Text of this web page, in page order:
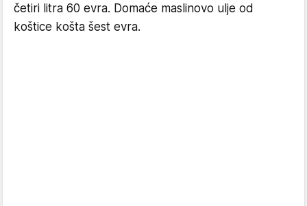
četiri litra 60 evra. Domaće maslinovo ulje od
koštice košta šest evra.